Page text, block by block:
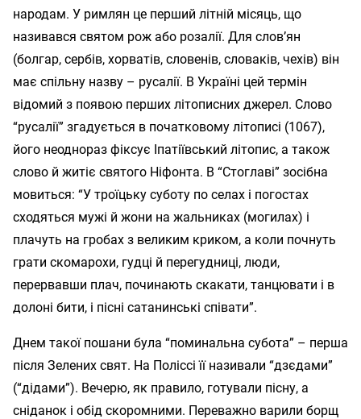
народам. У римлян це перший літній місяць, що
називався святом рож або розалії. Для слов’ян
(болгар, сербів, хорватів, словенів, словаків, чехів) він
має спільну назву – русалії. В Україні цей термін
відомий з появою перших літописних джерел. Слово
“русалії” згадується в початковому літописі (1067),
його неоднораз фіксує Іпатіївський літопис, а також
слово й житіє святого Ніфонта. В “Стоглаві” зосібна
мовиться: “У троїцьку суботу по селах і погостах
сходяться мужі й жони на жальниках (могилах) і
плачуть на гробах з великим криком, а коли почнуть
грати скомарохи, гудці й перегудниці, люди,
перервавши плач, починають скакати, танцювати і в
долоні бити, і пісні сатанинські співати”.
Днем такої пошани була “поминальна субота” – перша
після Зелених свят. На Поліссі її називали “дзєдами”
(“дідами”). Вечерю, як правило, готували пісну, а
сніданок і обід скоромними. Переважно варили борщ